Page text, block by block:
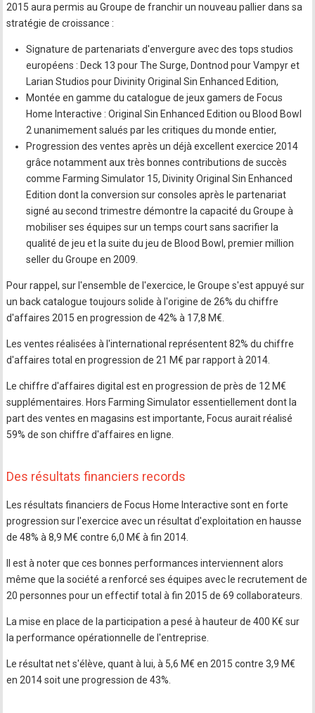
2015 aura permis au Groupe de franchir un nouveau pallier dans sa
stratégie de croissance :
Signature de partenariats d'envergure avec des tops studios
européens : Deck 13 pour The Surge, Dontnod pour Vampyr et
Larian Studios pour Divinity Original Sin Enhanced Edition,
Montée en gamme du catalogue de jeux gamers de Focus
Home Interactive : Original Sin Enhanced Edition ou Blood Bowl
2 unanimement salués par les critiques du monde entier,
Progression des ventes après un déjà excellent exercice 2014
grâce notamment aux très bonnes contributions de succès
comme Farming Simulator 15, Divinity Original Sin Enhanced
Edition dont la conversion sur consoles après le partenariat
signé au second trimestre démontre la capacité du Groupe à
mobiliser ses équipes sur un temps court sans sacrifier la
qualité de jeu et la suite du jeu de Blood Bowl, premier million
seller du Groupe en 2009.
Pour rappel, sur l'ensemble de l'exercice, le Groupe s'est appuyé sur
un back catalogue toujours solide à l'origine de 26% du chiffre
d'affaires 2015 en progression de 42% à 17,8 M€.
Les ventes réalisées à l'international représentent 82% du chiffre
d'affaires total en progression de 21 M€ par rapport à 2014.
Le chiffre d'affaires digital est en progression de près de 12 M€
supplémentaires. Hors Farming Simulator essentiellement dont la
part des ventes en magasins est importante, Focus aurait réalisé
59% de son chiffre d'affaires en ligne.
Des résultats financiers records
Les résultats financiers de Focus Home Interactive sont en forte
progression sur l'exercice avec un résultat d'exploitation en hausse
de 48% à 8,9 M€ contre 6,0 M€ à fin 2014.
Il est à noter que ces bonnes performances interviennent alors
même que la société a renforcé ses équipes avec le recrutement de
20 personnes pour un effectif total à fin 2015 de 69 collaborateurs.
La mise en place de la participation a pesé à hauteur de 400 K€ sur
la performance opérationnelle de l'entreprise.
Le résultat net s'élève, quant à lui, à 5,6 M€ en 2015 contre 3,9 M€
en 2014 soit une progression de 43%.